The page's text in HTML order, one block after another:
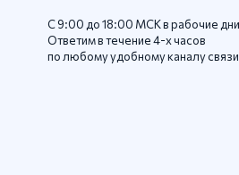
С 9:00 до 18:00 МСК в рабочие
Ответим в течение 4-x часов
по любому удобному каналу